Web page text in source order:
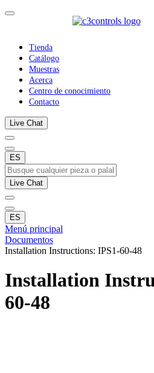
Tienda
Catálogo
Muestras
Acerca
Centro de conocimiento
Contacto
Live Chat
ES
Live Chat
ES
Menú principal
Documentos
Installation Instructions: IPS1-60-48
Installation
60-48